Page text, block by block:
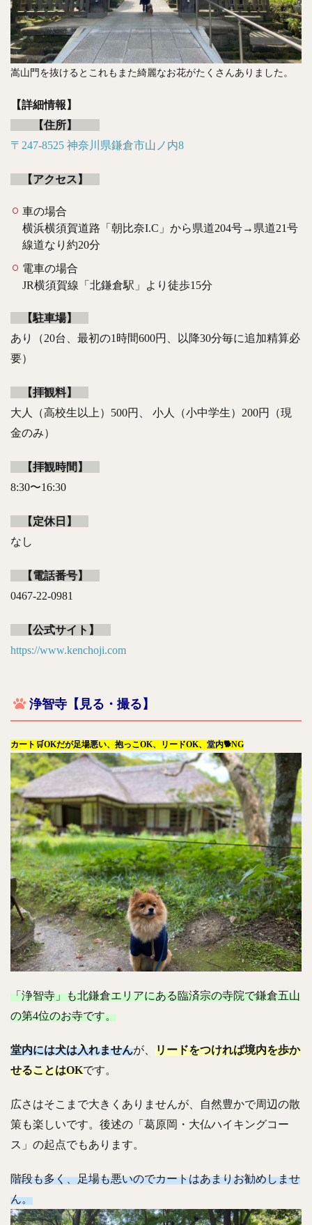
嵩山門を抜けるとこれもまた綺麗なお花がたくさんありました。
【詳細情報】
【住所】
〒247-8525 神奈川県鎌倉市山ノ内8
【アクセス】
車の場合
横浜横須賀道路「朝比奈I.C」から県道204号→県道21号
線道なり約20分
電車の場合
JR横須賀線「北鎌倉駅」より徒歩15分
【駐車場】
あり（20台、最初の1時間600円、以降30分毎に追加精算必
要）
【拝観料】
大人（高校生以上）500円、 小人（小中学生）200円（現
金のみ）
【拝観時間】
8:30〜16:30
【定休日】
なし
【電話番号】
0467-22-0981
【公式サイト】
https://www.kenchoji.com
浄智寺【見る・撮る】
カート🛒OKだが足場悪い、抱っこOK、リードOK、堂内🐕NG
「浄智寺」も北鎌倉エリアにある臨済宗の寺院で鎌倉五山
の第4位のお寺です。
堂内には犬は入れませんが、 リードをつければ境内を歩か
せることはOKです。
広さはそこまで大きくありませんが、自然豊かで周辺の散
策も楽しいです。後述の「葛原岡・大仏ハイキングコー
ス」の起点でもあります。
階段も多く、足場も悪いのでカートはあまりお勧めしませ
ん。